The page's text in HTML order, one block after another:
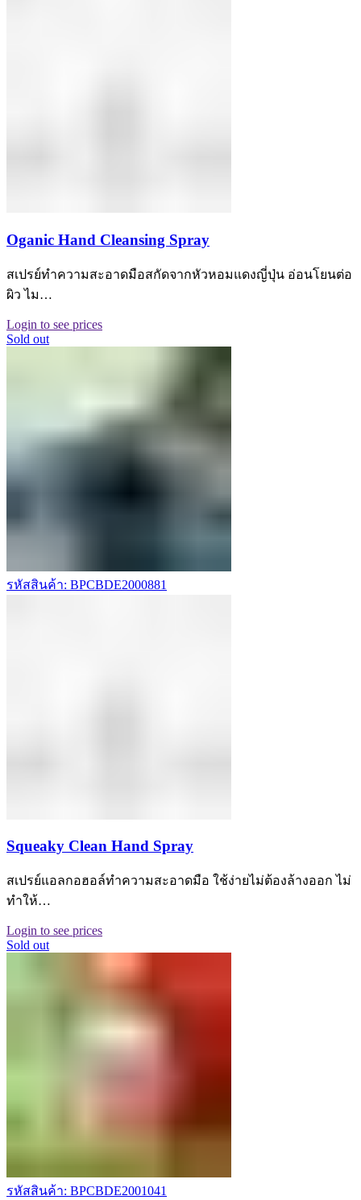
Oganic Hand Cleansing Spray
สเปรย์ทำความสะอาดมือสกัดจากหัวหอมแดงญี่ปุ่น อ่อนโยนต่อ
ผิว ไม…
Login to see prices
Sold out
รหัสสินค้า: BPCBDE2000881
Squeaky Clean Hand Spray
สเปรย์แอลกอฮอล์ทำความสะอาดมือ ใช้ง่ายไม่ต้องล้างออก ไม่
ทำให้…
Login to see prices
Sold out
รหัสสินค้า: BPCBDE2001041